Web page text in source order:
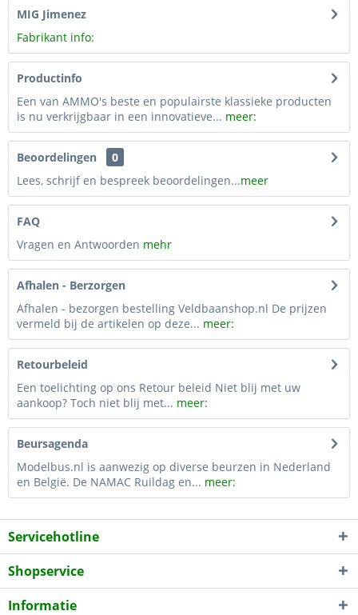
MIG Jimenez
Fabrikant info:
Productinfo
Een van AMMO's beste en populairste klassieke producten
is nu verkrijgbaar in een innovatieve... meer:
Beoordelingen
0
Lees, schrijf en bespreek beoordelingen...meer
FAQ
Vragen en Antwoorden mehr
Afhalen - Berzorgen
Afhalen - bezorgen bestelling Veldbaanshop.nl De prijzen
vermeld bij de artikelen op deze... meer:
Retourbeleid
Een toelichting op ons Retour beleid Niet blij met uw
aankoop? Toch niet blij met... meer:
Beursagenda
Modelbus.nl is aanwezig op diverse beurzen in Nederland
en België. De NAMAC Ruildag en... meer:
Servicehotline
Shopservice
Informatie